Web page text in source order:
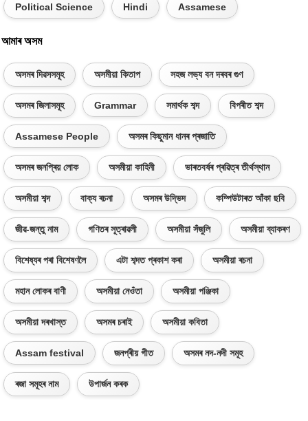
Political Science Hindi Assamese
আমাৰ অসম
অসমৰ দিৱসসমূহ অসমীয়া কিতাপ সহজ লভ্য বন দৰবৰ গুণ
অসমৰ জিলাসমূহ Grammar সমাৰ্থক শব্দ বিপৰীত শব্দ
Assamese People অসমৰ কিছুমান ধানৰ প্ৰজাতি
অসমৰ জনপ্ৰিয় লোক অসমীয়া কাহিনী ভাৰতবৰ্ষৰ প্ৰৱিত্ৰ তীৰ্থস্থান
অসমীয়া শব্দ বাক্য ৰচনা অসমৰ উদ্ভিদ কম্পিউটাৰত আঁকা ছবি
জীৱ-জন্তু নাম গণিতৰ সূত্ৰাৱলী অসমীয়া সঁজুলি অসমীয়া ব্যাকৰণ
বিশেষ্যৰ পৰা বিশেষণলৈ এটা শব্দত প্ৰকাশ কৰা অসমীয়া ৰচনা
মহান লোকৰ বাণী অসমীয়া নেওঁতা অসমীয়া পঞ্জিকা
অসমীয়া দৰখাস্ত অসমৰ চৰাই অসমীয়া কবিতা
Assam festival জনপ্ৰীয় গীত অসমৰ নদ-নদী সমূহ
ৰজা সমূহৰ নাম উপাৰ্জন কৰক